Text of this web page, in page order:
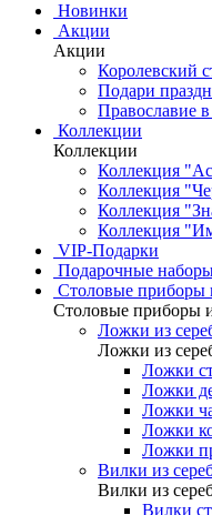
Новинки
Акции
Акции
Королевский
Подари
Православие в
Коллекции
Коллекции
Коллекция
Коллекция
Коллекция
Коллекция
VIP-Подарки
Подарочные наборы
Столовые приборы
Столовые приборы
Ложки из
Ложки из
Ложки
Ложки
Ложки
Ложки
Ложки
Вилки из
Вилки из
Вилки